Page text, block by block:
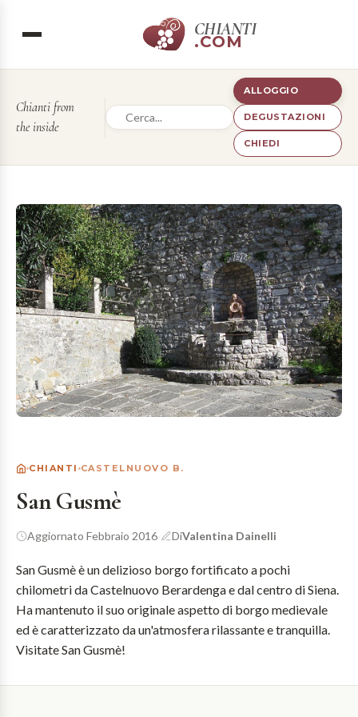
CHIANTI
.COM
Chianti from
the inside
ALLOGGIO
DEGUSTAZIONI
CHIEDI
CHIANTI CASTELNUOVO B.
San Gusmè
Aggiornato Febbraio 2016 DiValentina Dainelli
San Gusmè è un delizioso borgo fortificato a pochi
chilometri da Castelnuovo Berardenga e dal centro di Siena.
Ha mantenuto il suo originale aspetto di borgo medievale
ed è caratterizzato da un'atmosfera rilassante e tranquilla.
Visitate San Gusmè!